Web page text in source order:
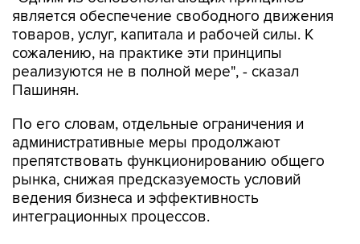
сожалению, на практике эти принципы
реализуются не в полной мере", - сказал
Пашинян.
По его словам, отдельные ограничения и
препятствовать функционированию общего
рынка, снижая предсказуемость условий
ведения бизнеса и эффективность
интеграционных процессов.
"Армения неизменно обеспечивает